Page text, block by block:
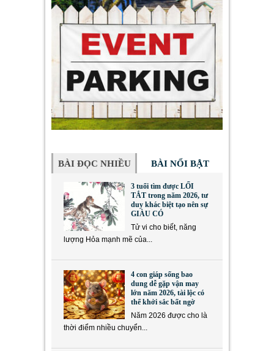
BÀI ĐỌC NHIỀU BÀI NỔI BẬT
3 tuổi tìm được LỐI
TẮT trong năm 2026, tư
duy khác biệt tạo nên sự
GIÀU CÓ
Tử vi cho biết, năng
lượng Hỏa mạnh mẽ của...
4 con giáp sống bao
dung dễ gặp vận may
lớn năm 2026, tài lộc có
thể khởi sắc bất ngờ
Năm 2026 được cho là
thời điểm nhiều chuyển...